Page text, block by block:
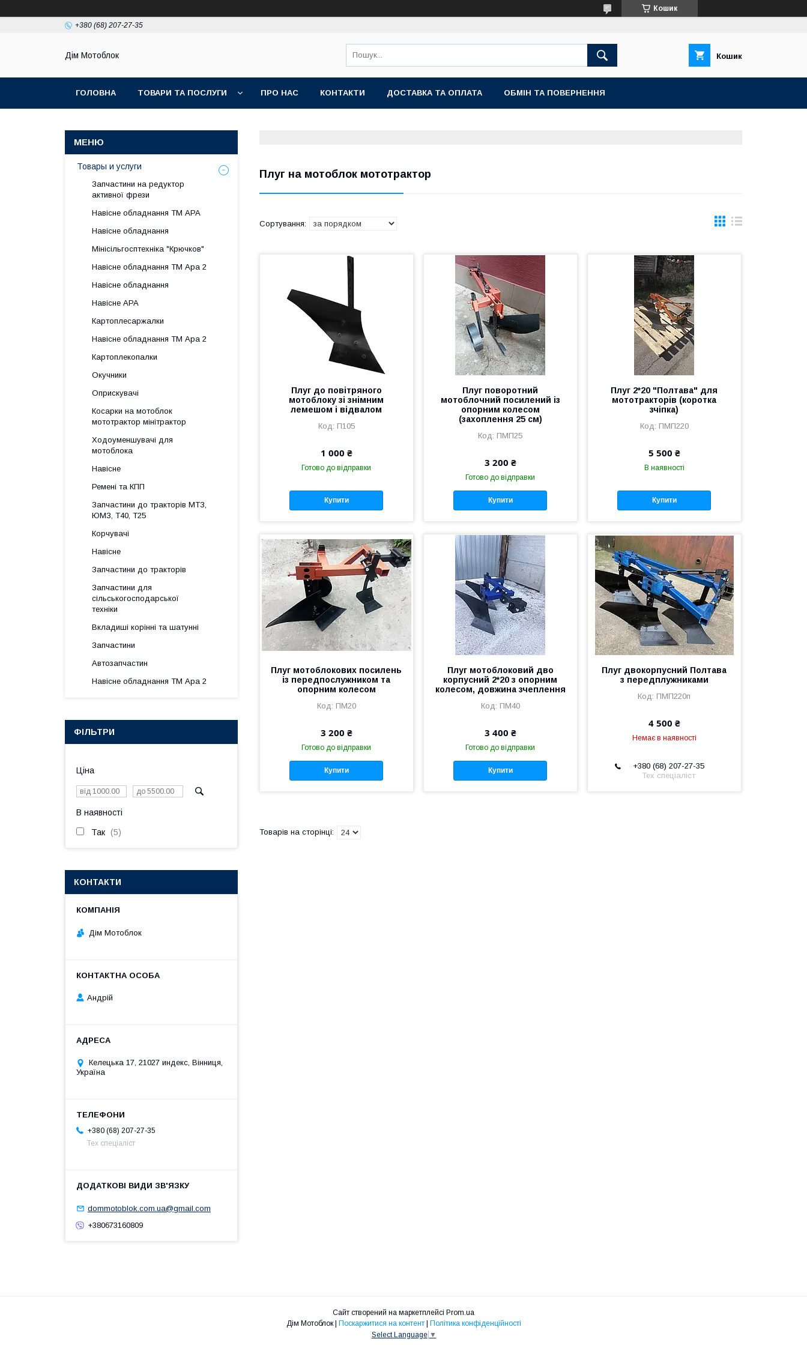
Кошик
+380 (68) 207-27-35
Дім Мотоблок Кошик
ГОЛОВНА ТОВАРИ ТА ПОСЛУГИ ПРО НАС КОНТАКТИ ДОСТАВКА ТА ОПЛАТА ОБМІН ТА ПОВЕРНЕННЯ
Плуг на мотоблок мототрактор
Плуг до повітряного
мотоблоку зі знімним
лемешом і відвалом
П105
1 000 ₴
Готово до відправки
Купити
Плуг поворотний
мотоблочний посилений із
опорним колесом
(захоплення 25 см)
ПМП25
3 200 ₴
Готово до відправки
Купити
Плуг 2*20 "Полтава" для
мототракторів (коротка
зчіпка)
ПМП220
5 500 ₴
В наявності
Купити
Плуг мотоблокових посилень
із передпослужником та
опорним колесом
ПМ20
3 200 ₴
Готово до відправки
Купити
Плуг мотоблоковий дво
корпусний 2*20 з опорним
колесом, довжина зчеплення
ПМ40
3 400 ₴
Готово до відправки
Купити
Плуг двокорпусний Полтава
з передплужниками
ПМП220п
4 500 ₴
Немає в наявності
+380 (68) 207-27-35
Тех спеціаліст
Товары и услуги
Запчастини на редуктор
активної фрези
Навісне обладнання ТМ АРА
Навісне обладнання
Мінісільгосптехніка "Крючков"
Навісне обладнання ТМ Ара 2
Навісне обладнання
Навісне АРА
Картоплесаржалки
Навісне обладнання ТМ Ара 2
Картоплекопалки
Окучники
Оприскувачі
Косарки на мотоблок
мототрактор мінітрактор
Ходоуменшувачі для
мотоблока
Навісне
Ремені та КПП
Запчастини до тракторів МТЗ,
ЮМЗ, Т40, Т25
Корчувачі
Навісне
Запчастини до тракторів
Запчастини для
сільськогосподарської
техніки
Вкладиші корінні та шатунні
Запчастини
Автозапчастин
Навісне обладнання ТМ Ара 2
ФІЛЬТРИ
Ціна
В наявності
Так 5
КОНТАКТИ
Дім Мотоблок
Андрій
Келецька 17, 21027 индекс, Вінниця,
Україна
+380 (68) 207-27-35
Тех спеціаліст
dommotoblok.com.ua@gmail.com
+380673160809
Сайт створений на маркетплейсі Prom.ua
Поскаржитися на контент
Політика конфіденційності
Select Language ▼